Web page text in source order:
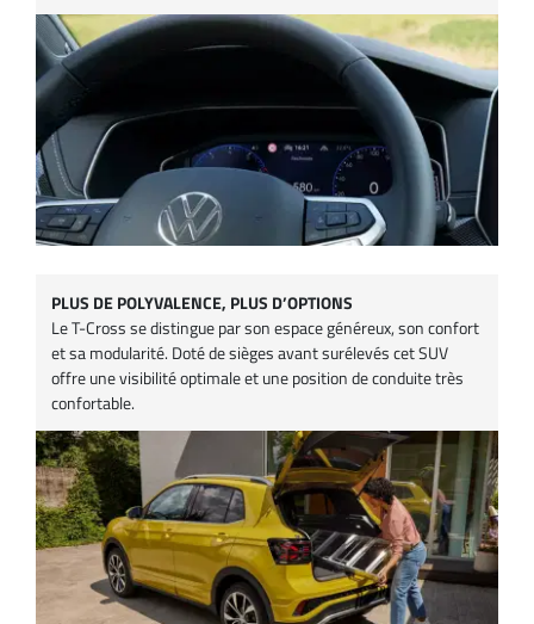
PLUS DE POLYVALENCE, PLUS D’OPTIONS
Le T-Cross se distingue par son espace généreux, son confort
et sa modularité. Doté de sièges avant surélevés cet SUV
offre une visibilité optimale et une position de conduite très
confortable.